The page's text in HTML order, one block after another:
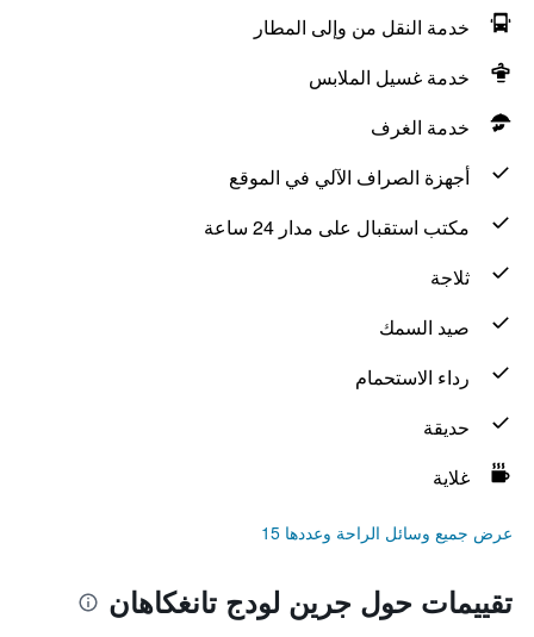
خدمة النقل من وإلى المطار
خدمة غسيل الملابس
خدمة الغرف
أجهزة الصراف الآلي في الموقع
مكتب استقبال على مدار 24 ساعة
ثلاجة
صيد السمك
رداء الاستحمام
حديقة
غلاية
عرض جميع وسائل الراحة وعددها 15
تقييمات حول جرين لودج تانغكاهان